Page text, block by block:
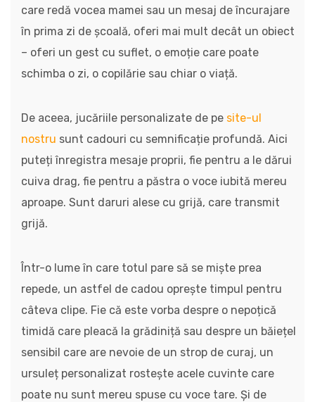
care redă vocea mamei sau un mesaj de încurajare
în prima zi de școală, oferi mai mult decât un obiect
– oferi un gest cu suflet, o emoție care poate
schimba o zi, o copilărie sau chiar o viață.
De aceea, jucăriile personalizate de pe site-ul
nostru sunt cadouri cu semnificație profundă. Aici
puteți înregistra mesaje proprii, fie pentru a le dărui
cuiva drag, fie pentru a păstra o voce iubită mereu
aproape. Sunt daruri alese cu grijă, care transmit
grijă.
Într-o lume în care totul pare să se miște prea
repede, un astfel de cadou oprește timpul pentru
câteva clipe. Fie că este vorba despre o nepoțică
timidă care pleacă la grădiniță sau despre un băiețel
sensibil care are nevoie de un strop de curaj, un
ursuleț personalizat rostește acele cuvinte care
poate nu sunt mereu spuse cu voce tare. Și de